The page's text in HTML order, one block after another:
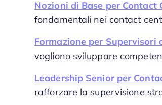
Nozioni di Base per Contact
fondamentali nei contact
Formazione per Supervisori
vogliono sviluppare
Leadership Senior per
rafforzare la supervisione